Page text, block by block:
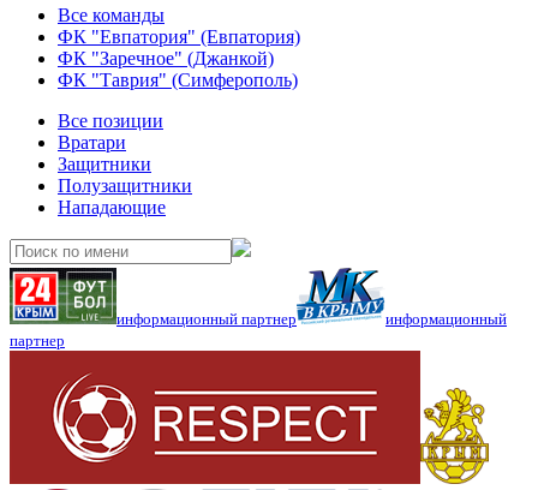
Все команды
ФК "Евпатория" (Евпатория)
ФК "Заречное" (Джанкой)
ФК "Таврия" (Симферополь)
Все позиции
Вратари
Защитники
Полузащитники
Нападающие
информационный партнер
информационный
партнер